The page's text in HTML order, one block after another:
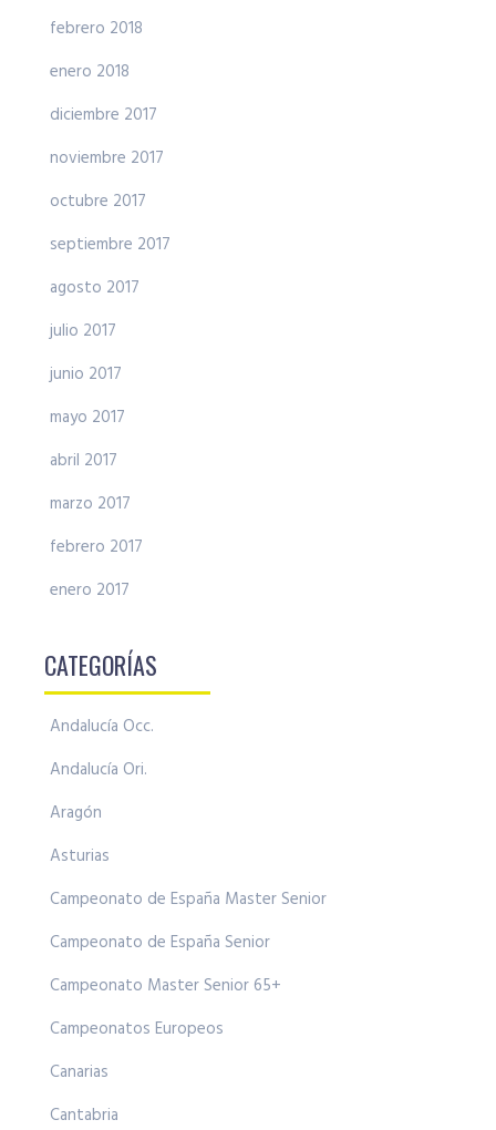
febrero 2018
enero 2018
diciembre 2017
noviembre 2017
octubre 2017
septiembre 2017
agosto 2017
julio 2017
junio 2017
mayo 2017
abril 2017
marzo 2017
febrero 2017
enero 2017
CATEGORÍAS
Andalucía Occ.
Andalucía Ori.
Aragón
Asturias
Campeonato de España Master Senior
Campeonato de España Senior
Campeonato Master Senior 65+
Campeonatos Europeos
Canarias
Cantabria